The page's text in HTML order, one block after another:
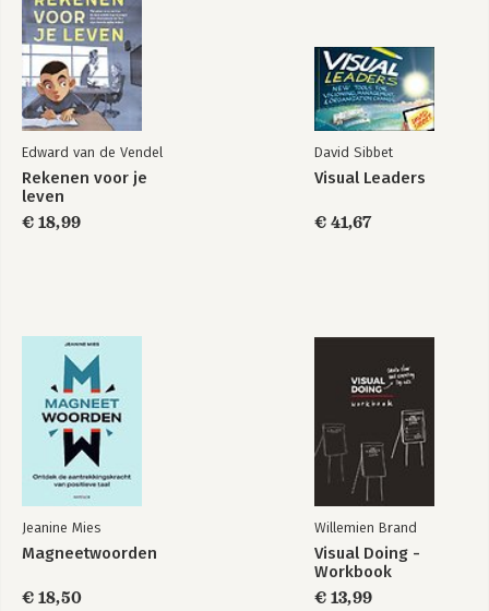
Deel 3: Graphics voor visueel denken
-Idea mapping en kernpatronen ontdekken
9. Group graphics
10. Problemen oplossen
11. Storyboards maken en idea mapping
12. visuele planning
13. Meerdere meetings en galeriewandelingen
14. Digitaal vastleggen
18. Projectmanagementmeetings
19. Innovatie en verandering faciliteren
20. Training en workshops
Deel 5: Hoe alles samenkomt
-Tools voor de echt verslaafden
21. Het pad naar visuele competentie
22. De toekomst is nu al zichtbaar
Index
Edward van de Vendel
Rekenen voor je
leven
€ 18,99
David Sibbet
Visual Leaders
€ 41,67
Jeanine Mies
Magneetwoorden
€ 18,50
Willemien Brand
Visual Doing -
Workbook
€ 13,99